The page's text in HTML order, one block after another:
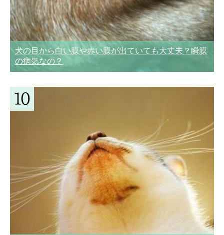
犬の目から白い膜や赤い膜が出ていても大丈夫？瞬膜
の病気なの？